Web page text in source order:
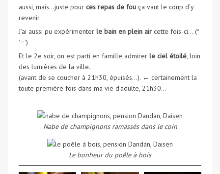
aussi, mais…juste pour ces repas de fou ça vaut le coup d’y
revenir.
J’ai aussi pu expérimenter le bain en plein air cette fois-ci… (*
´ｰ`)
Et le 2e soir, on est parti en famille admirer le ciel étoilé, loin
des lumières de la ville.
(avant de se coucher à 21h30, épuisés…). ← certainement la
toute première fois dans ma vie d’adulte, 21h30…
Nabe de champignons ramassés dans le coin
Le bonheur du poêle à bois